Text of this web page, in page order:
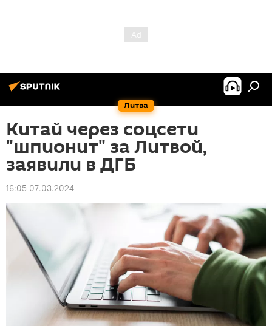
Литва
Китай через соцсети
"шпионит" за Литвой,
заявили в ДГБ
16:05 07.03.2024